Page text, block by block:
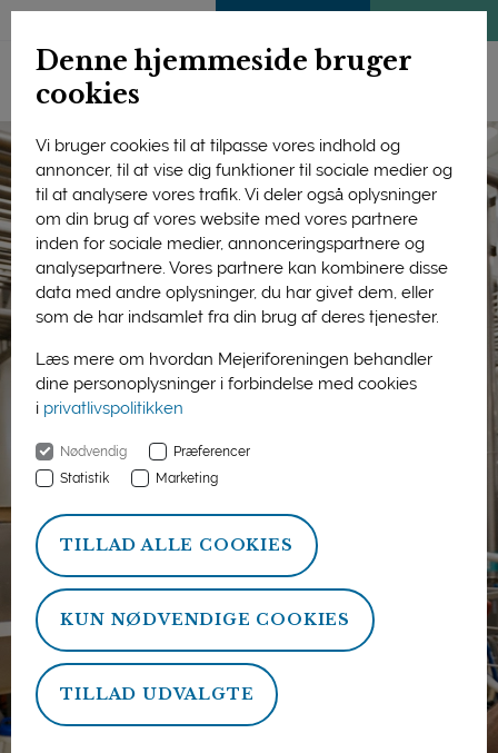
Denne hjemmeside bruger
cookies
Vi bruger cookies til at tilpasse vores indhold og
annoncer, til at vise dig funktioner til sociale medier og
til at analysere vores trafik. Vi deler også oplysninger
om din brug af vores website med vores partnere
inden for sociale medier, annonceringspartnere og
analysepartnere. Vores partnere kan kombinere disse
data med andre oplysninger, du har givet dem, eller
som de har indsamlet fra din brug af deres tjenester.
Læs mere om hvordan Mejeriforeningen behandler
dine personoplysninger i forbindelse med cookies
i privatlivspolitikken
Nødvendig
Præferencer
Statistik
Marketing
TILLAD ALLE COOKIES
KUN NØDVENDIGE COOKIES
TILLAD UDVALGTE